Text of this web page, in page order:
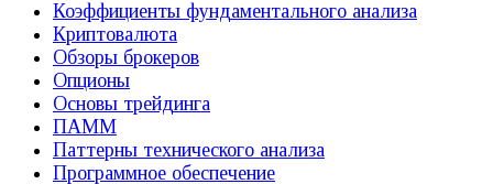
Коэффициенты фундаментального анализа
Криптовалюта
Обзоры брокеров
Опционы
Основы трейдинга
ПАММ
Паттерны технического анализа
Программное обеспечение